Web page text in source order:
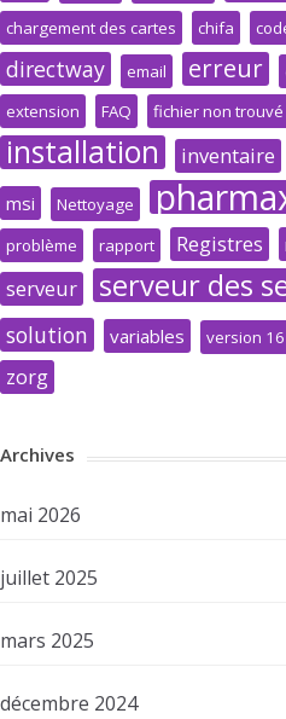
chargement des cartes chifa
directway email erreur
extension FAQ fichier non trouvé
installation inventaire
msi Nettoyage
problème rapport Registres
serveur serveur des
solution variables version 16
zorg
Archives
mai 2026
juillet 2025
mars 2025
décembre 2024